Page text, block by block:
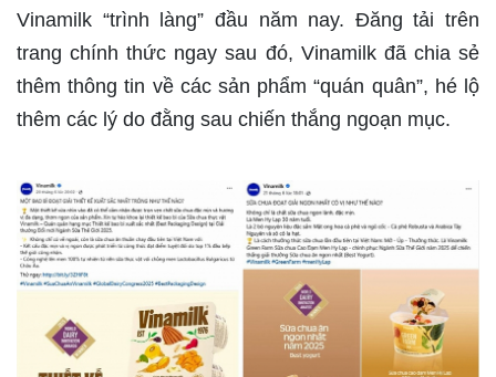
Vinamilk “trình làng” đầu năm nay. Đăng tải trên
trang chính thức ngay sau đó, Vinamilk đã chia sẻ
thêm thông tin về các sản phẩm “quán quân”, hé lộ
thêm các lý do đằng sau chiến thắng ngoạn mục.